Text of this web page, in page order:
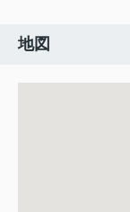
地図